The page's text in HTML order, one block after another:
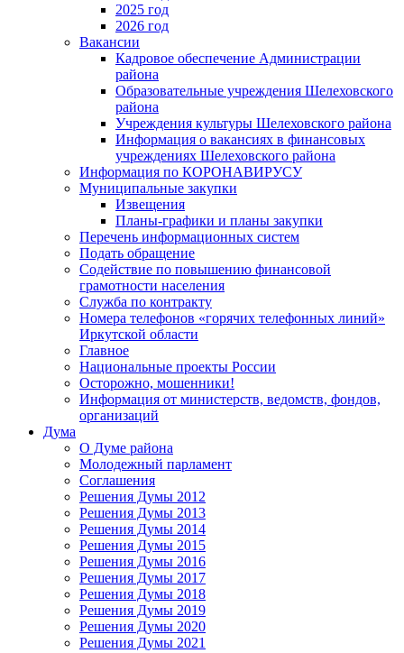
2025 год
2026 год
Вакансии
Кадровое обеспечение Администрации
района
Образовательные учреждения Шелеховского
района
Учреждения культуры Шелеховского района
Информация о вакансиях в финансовых
учреждениях Шелеховского района
Информация по КОРОНАВИРУСУ
Муниципальные закупки
Извещения
Планы-графики и планы закупки
Перечень информационных систем
Подать обращение
Содействие по повышению финансовой
грамотности населения
Служба по контракту
Номера телефонов «горячих телефонных линий»
Иркутской области
Главное
Национальные проекты России
Осторожно, мошенники!
Информация от министерств, ведомств, фондов,
организаций
Дума
О Думе района
Молодежный парламент
Соглашения
Решения Думы 2012
Решения Думы 2013
Решения Думы 2014
Решения Думы 2015
Решения Думы 2016
Решения Думы 2017
Решения Думы 2018
Решения Думы 2019
Решения Думы 2020
Решения Думы 2021